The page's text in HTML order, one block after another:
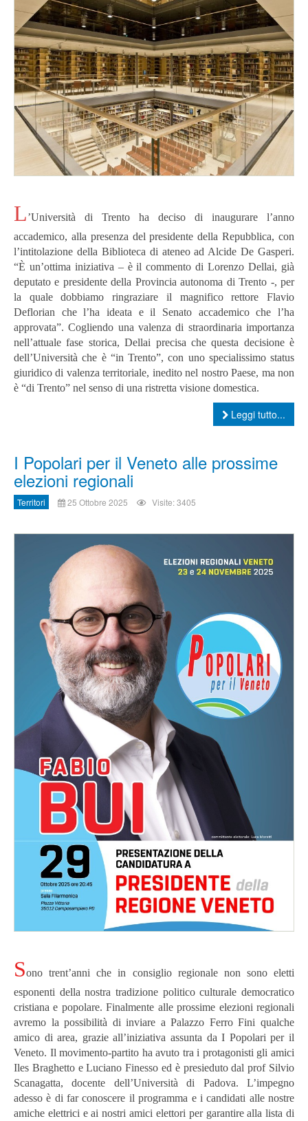
L’Università di Trento ha deciso di inaugurare l’anno
accademico, alla presenza del presidente della Repubblica, con
l’intitolazione della Biblioteca di ateneo ad Alcide De Gasperi.
“È un’ottima iniziativa – è il commento di Lorenzo Dellai, già
deputato e presidente della Provincia autonoma di Trento -, per
la quale dobbiamo ringraziare il magnifico rettore Flavio
Deflorian che l’ha ideata e il Senato accademico che l’ha
approvata”. Cogliendo una valenza di straordinaria importanza
nell’attuale fase storica, Dellai precisa che questa decisione è
dell’Università che è “in Trento”, con uno specialissimo status
giuridico di valenza territoriale, inedito nel nostro Paese, ma non
è “di Trento” nel senso di una ristretta visione domestica.
Leggi tutto...
I Popolari per il Veneto alle prossime
elezioni regionali
Territori 25 Ottobre 2025 Visite: 3405
Sono trent’anni che in consiglio regionale non sono eletti
esponenti della nostra tradizione politico culturale democratico
cristiana e popolare. Finalmente alle prossime elezioni regionali
avremo la possibilità di inviare a Palazzo Ferro Fini qualche
amico di area, grazie all’iniziativa assunta da I Popolari per il
Veneto. Il movimento-partito ha avuto tra i protagonisti gli amici
Iles Braghetto e Luciano Finesso ed è presieduto dal prof Silvio
Scanagatta, docente dell’Università di Padova. L’impegno
adesso è di far conoscere il programma e i candidati alle nostre
amiche elettrici e ai nostri amici elettori per garantire alla lista di